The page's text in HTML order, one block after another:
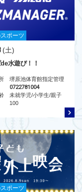
ポーツ
(土)
水遊び！！
堺原池体育館指定管理
0722781004
未就学児/小学生/親子
100
ポーツ